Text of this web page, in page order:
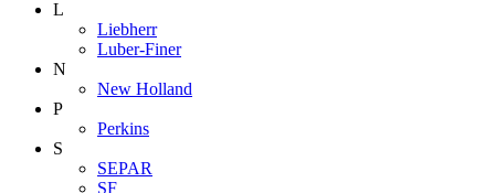
L
Liebherr
Luber-Finer
N
New Holland
P
Perkins
S
SEPAR
SF